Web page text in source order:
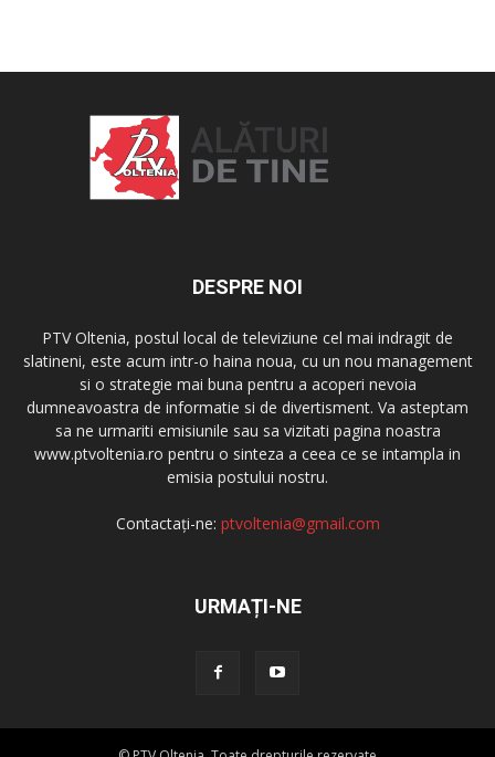
DESPRE NOI
PTV Oltenia, postul local de televiziune cel mai indragit de
slatineni, este acum intr-o haina noua, cu un nou management
si o strategie mai buna pentru a acoperi nevoia
dumneavoastra de informatie si de divertisment. Va asteptam
sa ne urmariti emisiunile sau sa vizitati pagina noastra
www.ptvoltenia.ro pentru o sinteza a ceea ce se intampla in
emisia postului nostru.
Contactați-ne: ptvoltenia@gmail.com
URMAȚI-NE